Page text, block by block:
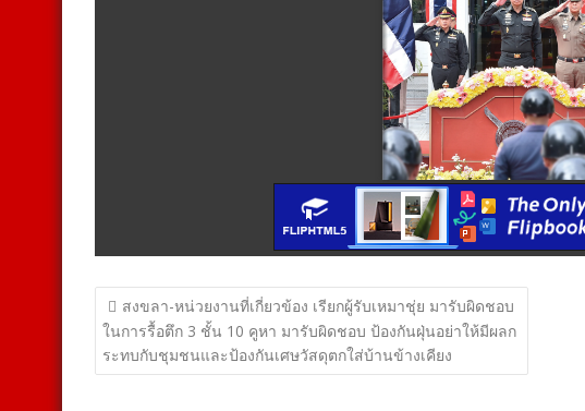
แนะแนว
เรื่อง
สงขลา-หน่วยงานที่เกี่ยวข้อง เรียกผู้รับเหมาชุ่ย มารับผิดชอบ
ในการรื้อตึก 3 ชั้น 10 คูหา มารับผิดชอบ ป้องกันฝุ่นอย่าให้มีผลก
ระทบกับชุมชนและป้องกันเศษวัสดุตกใส่บ้านข้างเคียง